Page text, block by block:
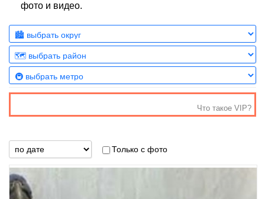
фото и видео.
Что такое VIP?
Только с фото